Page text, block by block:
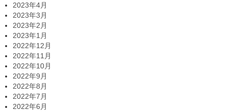
2023年4月
2023年3月
2023年2月
2023年1月
2022年12月
2022年11月
2022年10月
2022年9月
2022年8月
2022年7月
2022年6月